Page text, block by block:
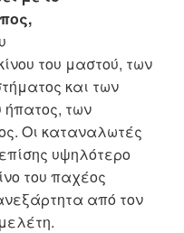
του μαστού, των
και των
ήπατος, των
Οι καταναλωτές
υψηλότερο
του παχέος
από τον